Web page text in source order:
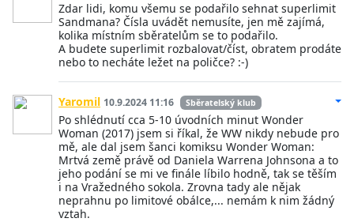
Zdar lidi, komu všemu se podařilo sehnat superlimit
Sandmana? Čísla uvádět nemusíte, jen mě zajímá,
kolika místním sběratelům se to podařilo.
A budete superlimit rozbalovat/číst, obratem prodáte
nebo to necháte ležet na poličce? :-)
Yaromil 10.9.2024 11:16 Sběratelský klub
Po shlédnutí cca 5-10 úvodních minut Wonder
Woman (2017) jsem si říkal, že WW nikdy nebude pro
mě, ale dal jsem šanci komiksu Wonder Woman:
Mrtvá země právě od Daniela Warrena Johnsona a to
jeho podání se mi ve finále líbilo hodně, tak se těším
i na Vražedného sokola. Zrovna tady ale nějak
neprahnu po limitové obálce,... nemám k nim žádný
vztah.